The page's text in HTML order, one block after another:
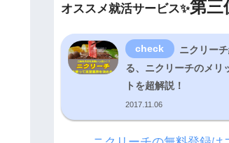
オススメ就活サービス✨第三
ニクリー
る、ニクリーチのメリ
トを超解説！
2017.11.06